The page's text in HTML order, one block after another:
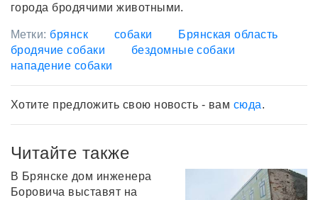
города бродячими животными.
Метки: брянск собаки
Брянская область
бродячие собаки
бездомные собаки
нападение собаки
Хотите предложить свою новость - вам сюда.
Читайте также
В Брянске дом инженера
Боровича выставят на